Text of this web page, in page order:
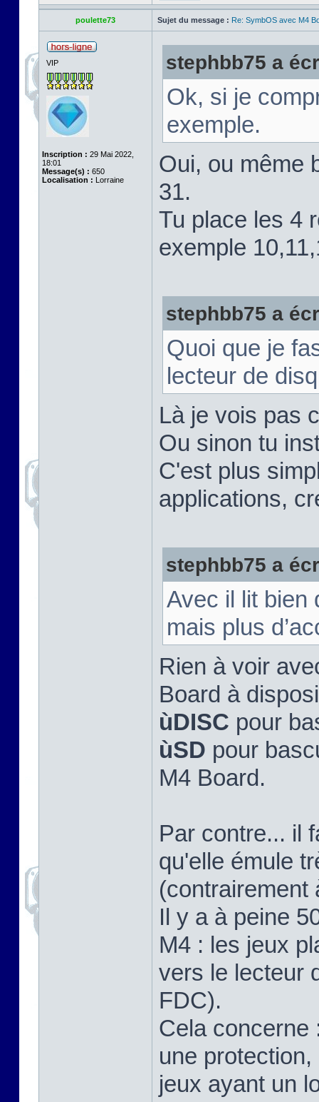
poulette73 Sujet du message : Re: SymbOS avec M4
VIP
Inscription : 29 Mai 2022,
18:01
Message(s) : 650
Localisation : Lorraine
stephbb75 a
Ok, si je
exemple.
Oui, ou même
31.
Tu place les 4
exemple
stephbb75 a
Quoi que je
lecteur de
Là je vois pas
Ou sinon tu
C'est plus
applications,
stephbb75 a
Avec il lit bien
mais plus
Rien à voir
Board à
ùDISC pour
ùSD pour
M4 Board.
Par contre... il
qu'elle émule
(contrairement
Il y a à peine
M4 : les jeux
vers le lecteur
FDC).
Cela concerne
une
jeux ayant un